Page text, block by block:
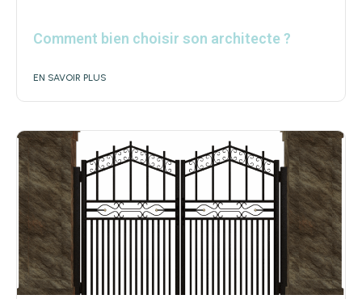
Comment bien choisir son architecte ?
EN SAVOIR PLUS